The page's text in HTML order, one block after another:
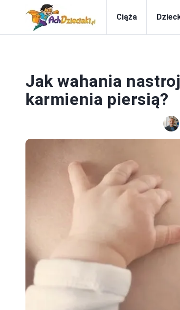
Ciąża
Jak wahania
karmienia piersią?